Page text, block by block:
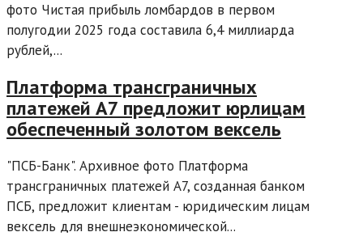
фото Чистая прибыль ломбардов в первом
полугодии 2025 года составила 6,4 миллиарда
рублей,...
Платформа трансграничных
платежей A7 предложит юрлицам
обеспеченный золотом вексель
"ПСБ-Банк". Архивное фото Платформа
трансграничных платежей A7, созданная банком
ПСБ, предложит клиентам - юридическим лицам
вексель для внешнеэкономической...